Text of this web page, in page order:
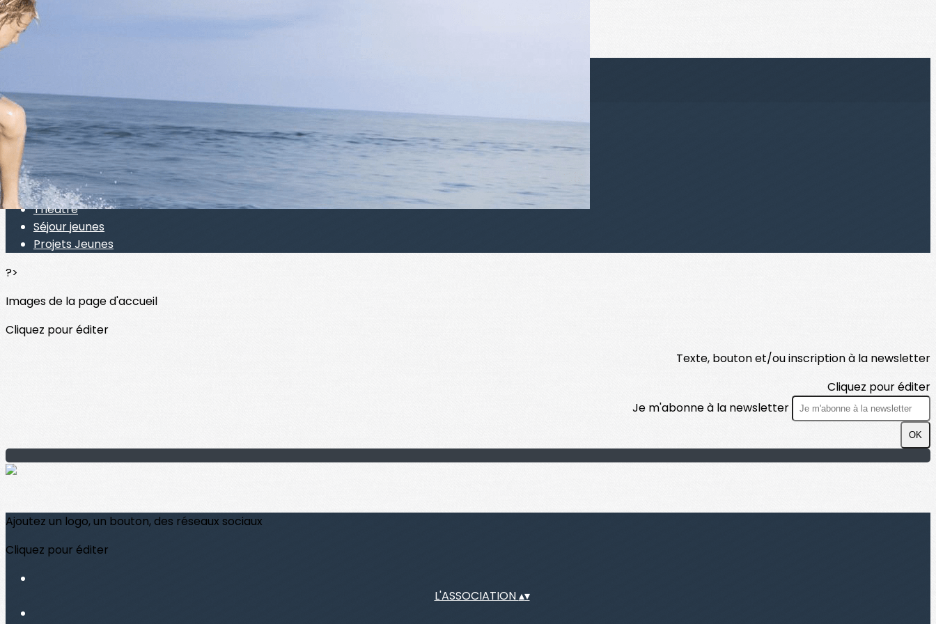
Exporter les lignes sélectionnées
Exporter toutes les colonnes
Menu
<
>
Espace Jeunesse
Sorties Jeunes
Bouge ton corps
Théâtre
Séjour jeunes
Projets Jeunes
?>
Images de la page d'accueil
Cliquez pour éditer
Texte, bouton et/ou inscription à la newsletter
Cliquez pour éditer
Je m'abonne à la newsletter
OK
Ajoutez un logo, un bouton, des réseaux sociaux
Cliquez pour éditer
L'ASSOCIATION▴▾